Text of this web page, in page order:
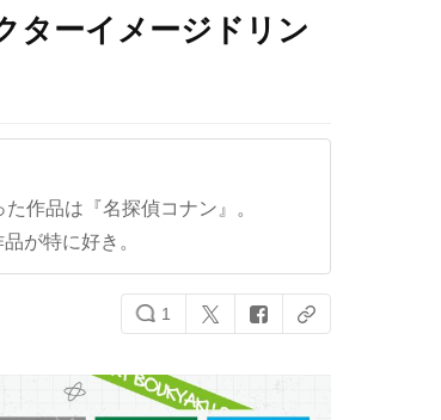
ターイメージドリン
作品は『名探偵コナン』。
が特に好き。
1